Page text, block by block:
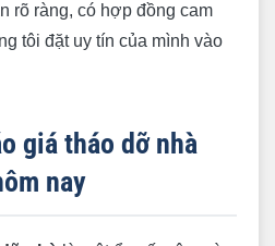
rõ ràng, có hợp đồng cam
tôi đặt uy tín của mình vào
giá tháo dỡ nhà
nay